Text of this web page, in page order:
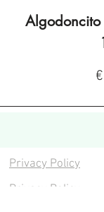
Algodoncito
Privacy Policy
Privacy Policy